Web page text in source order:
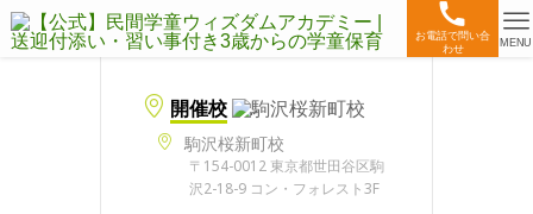
お電話で問い合
わせ
MENU
開催校
駒沢桜新町校
〒154-0012 東京都世田谷区駒
沢2-18-9 コン・フォレスト3F